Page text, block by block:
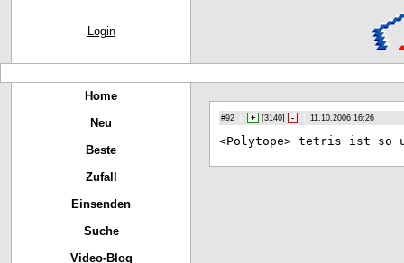
Login
Home
Neu
Beste
Zufall
Einsenden
Suche
Video-Blog
#92 + [3140] - 11.10.2006 16:26
<Po lytope> tetris ist so